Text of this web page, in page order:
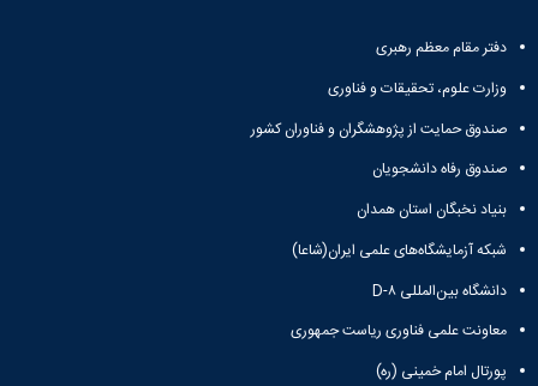
دفتر مقام معظم رهبری
وزارت علوم، تحقیقات و فناوری
صندوق حمایت از پژوهشگران و فناوران کشور
صندوق رفاه دانشجویان
بنیاد نخبگان استان همدان
شبکه آزمایشگاه‌های علمی ایران(شاعا)
دانشگاه بین‌المللی D-۸
معاونت علمی فناوری ریاست جمهوری
پورتال امام خمینی (ره)